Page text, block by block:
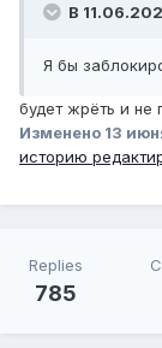
В
Я бы
будет жрёть и не
Изменено 13
историю
Replies
785